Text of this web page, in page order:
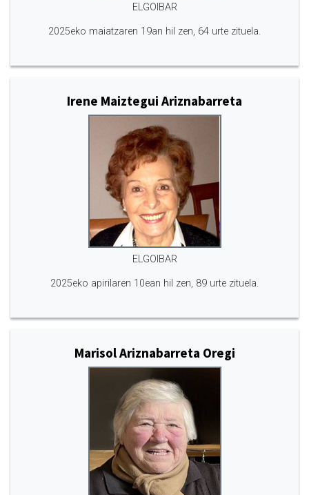
ELGOIBAR
2025eko maiatzaren 19an hil zen, 64 urte zituela.
Irene Maiztegui Ariznabarreta
ELGOIBAR
2025eko apirilaren 10ean hil zen, 89 urte zituela.
Marisol Ariznabarreta Oregi